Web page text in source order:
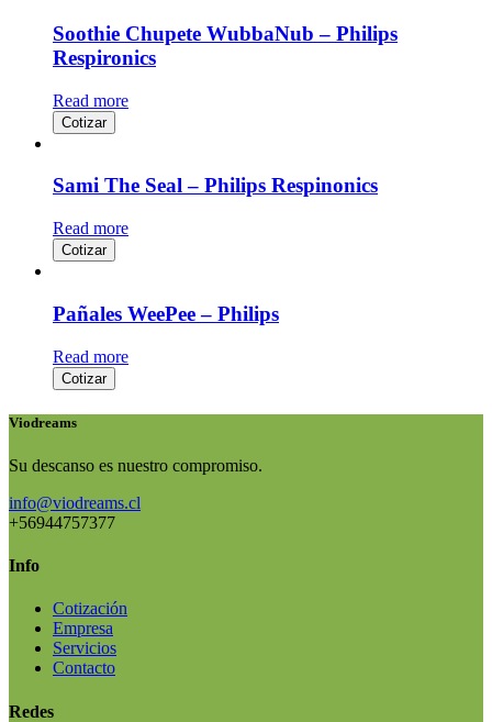
Soothie Chupete WubbaNub – Philips
Respironics
Read more
Cotizar
Sami The Seal – Philips Respinonics
Read more
Cotizar
Pañales WeePee – Philips
Read more
Cotizar
Viodreams
Su descanso es nuestro compromiso.
info@viodreams.cl
+56944757377
Info
Cotización
Empresa
Servicios
Contacto
Redes